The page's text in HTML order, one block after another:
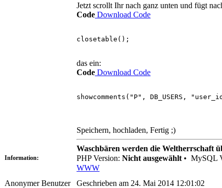
Jetzt scrollt Ihr nach ganz unten und fügt
Code Download Code
closetable();
das ein:
Code Download Code
showcomments("P", DB_USERS,
Speichern, hochladen, Fertig ;)
Waschbären werden die Weltherrschaft
Information: PHP Version: Nicht ausgewählt • MySQL
WWW
Anonymer Benutzer
Geschrieben am 24. Mai 2014 12:01:02